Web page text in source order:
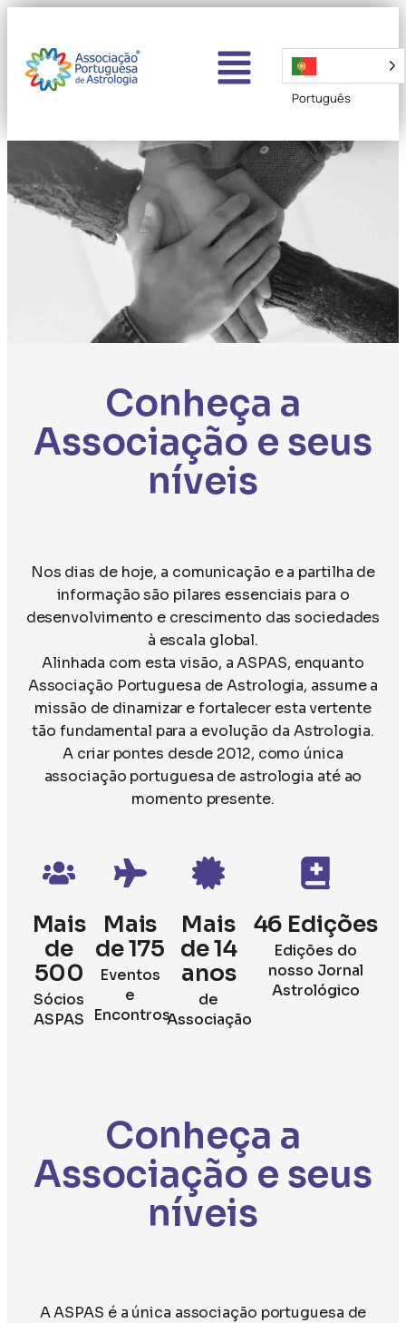
Português
Conheça a
Associação e seus
níveis
Nos dias de hoje, a comunicação e a partilha de
informação são pilares essenciais para o
desenvolvimento e crescimento das sociedades
à escala global.
Alinhada com esta visão, a ASPAS, enquanto
Associação Portuguesa de Astrologia, assume a
missão de dinamizar e fortalecer esta vertente
tão fundamental para a evolução da Astrologia.
A criar pontes desde 2012, como única
associação portuguesa de astrologia até ao
momento presente.
Mais
de
500
Sócios
ASPAS
Mais
de 175
Eventos
e
Encontros
Mais
de 14
anos
de
Associação
46 Edições
Edições do
nosso Jornal
Astrológico
Conheça a
Associação e seus
níveis
A ASPAS é a única associação portuguesa de